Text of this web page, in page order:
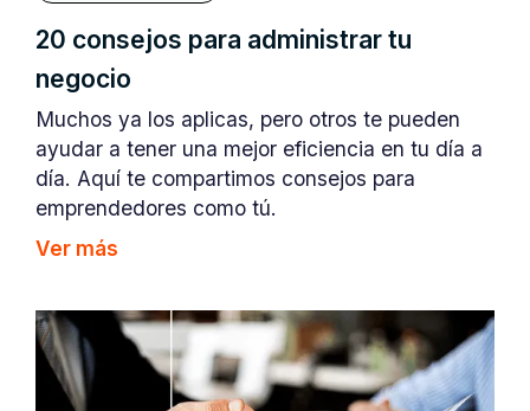
20 consejos para administrar tu
negocio
Muchos ya los aplicas, pero otros te pueden
ayudar a tener una mejor eficiencia en tu día a
día. Aquí te compartimos consejos para
emprendedores como tú.
Ver más